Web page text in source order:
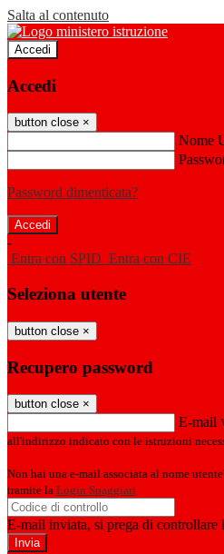
Salta al contenuto
Accedi
Accedi
button close ×
Nome
Password dimenticata?
-
Entra con SPID Entra con CIE
Seleziona utente
button close ×
Recupero password
button close ×
E-mail
all'indirizzo indicato con le istruzioni
Non hai una e-mail associata al nome
tramite la Login Spaggiari
E-mail inviata, si prega di controllare